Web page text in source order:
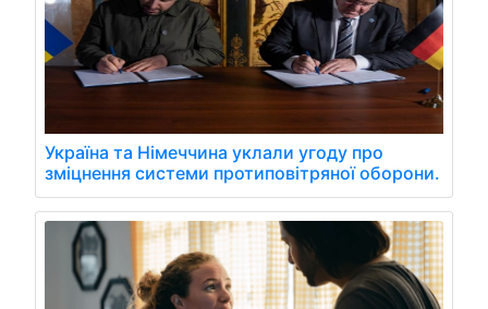
Україна та Німеччина уклали угоду про
зміцнення системи протиповітряної оборони.